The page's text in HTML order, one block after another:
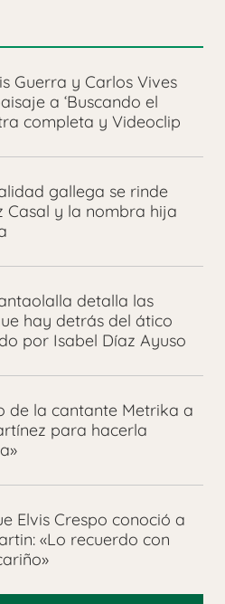
Guerra y Carlos Vives
a ‘Buscando el
completa y Videoclip
gallega se rinde
Casal y la nombra hija
detalla las
hay detrás del ático
por Isabel Díaz Ayuso
de la cantante Metrika a
para hacerla
Elvis Crespo conoció a
«Lo recuerdo con